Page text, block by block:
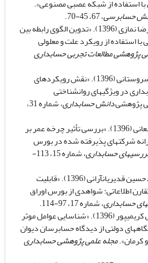
استفاده از شبکه عصبی مصنوعی».
حسابرسی، 67، 45-70.
مهدوی، غلامحسین و نویدرضا نمازی (1396). «تدوین الگوی رابطه بین
استفاده از رویکرد علت و معلولی
پژوهشی مطالعات تجربی حسابداری
مهدوی، غلامحسین و امیر سروستانی (1396). «نقش رویکردهای
در ویژگی­های روانشناختی
پژوهشیدانش حسابداری، شماره 31،
مهدوی، غلامحسین و لیلا کنعانی (1396). «بررسی تأثیر چرخه عمر بر
شرکت­های پذیرفته شده در بورس
حسابداری، شماره 15، 113-
مهدوی، غلامحسین و محمدحسین قدیریان­آرانی (1396). «قابلیت
اطلاعاتی: شواهدی از بورس اوراق
حسابداری،شماره 17، 97-114.
مهدوی، غلامحسین و عیسی کریمی­پور (1396). «شناسایی عوامل موثر
دولتی از دیدگاه حسابرسان دیوان
کرمان».مجله علمی پژوهشی حسابداری